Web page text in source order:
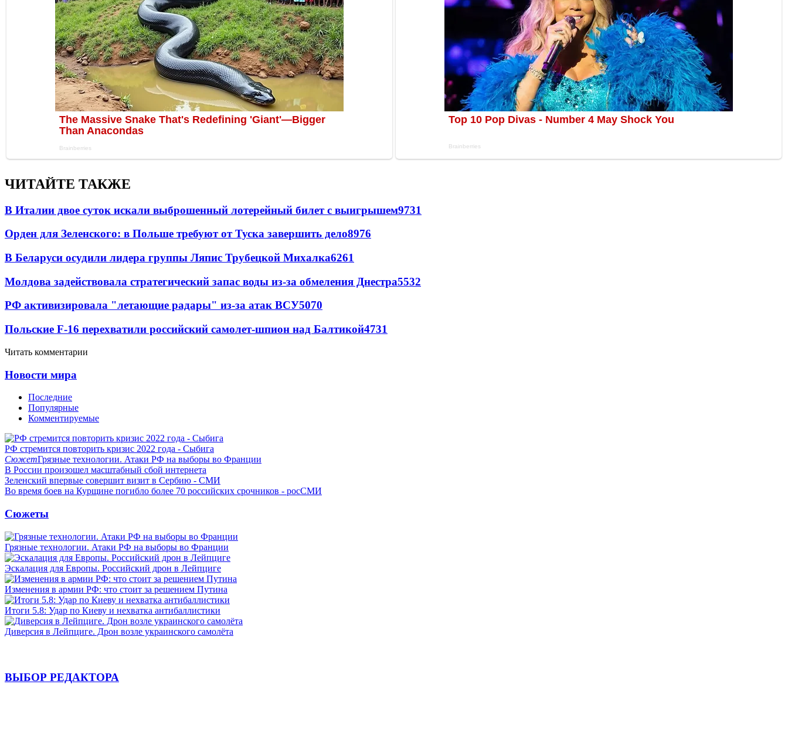
ЧИТАЙТЕ ТАКЖЕ
В Италии двое суток искали выброшенный лотерейный билет с выигрышем9731
Орден для Зеленского: в Польше требуют от Туска завершить дело8976
В Беларуси осудили лидера группы Ляпис Трубецкой Михалка6261
Молдова задействовала стратегический запас воды из-за обмеления Днестра5532
РФ активизировала "летающие радары" из-за атак ВСУ5070
Польские F-16 перехватили российский самолет-шпион над Балтикой4731
Читать комментарии
Новости мира
Последние
Популярные
Комментируемые
РФ стремится повторить кризис 2022 года - Сыбига
СюжетГрязные технологии. Атаки РФ на выборы во Франции
В России произошел масштабный сбой интернета
Зеленский впервые совершит визит в Сербию - СМИ
Во время боев на Курщине погибло более 70 российских срочников - росСМИ
Сюжеты
Грязные технологии. Атаки РФ на выборы во Франции
Эскалация для Европы. Российский дрон в Лейпциге
Изменения в армии РФ: что стоит за решением Путина
Итоги 5.8: Удар по Киеву и нехватка антибаллистики
Диверсия в Лейпциге. Дрон возле украинского самолёта
ВЫБОР РЕДАКТОРА